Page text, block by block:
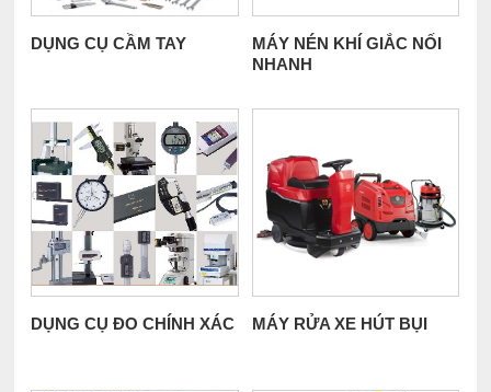
DỤNG CỤ CẦM TAY
MÁY NÉN KHÍ GIẮC NỐI
NHANH
DỤNG CỤ ĐO CHÍNH XÁC MÁY RỬA XE HÚT BỤI